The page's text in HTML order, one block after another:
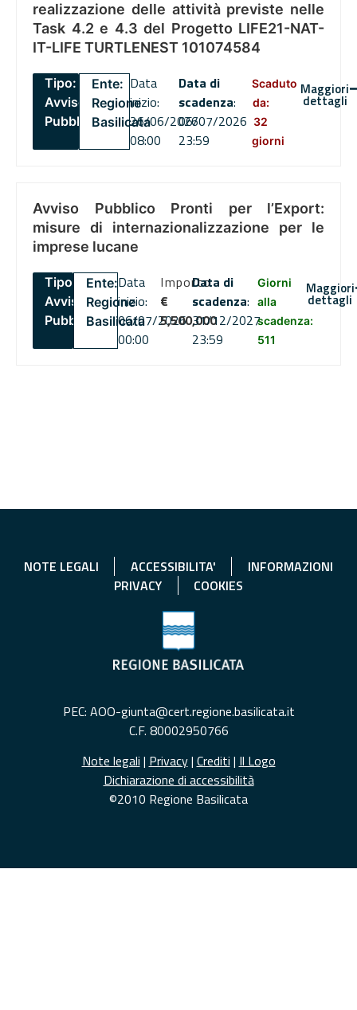
realizzazione delle attività previste nelle
Task 4.2 e 4.3 del Progetto LIFE21-NAT-
IT-LIFE TURTLENEST 101074584
Tipo:
Avviso
Pubblico
Ente:
Regione
Basilicata
Data
inizio:
26/06/2026
08:00
Data di
scadenza:
06/07/2026
23:59
Scaduto
da:
32
giorni
Maggiori
dettagli
Avviso Pubblico Pronti per l’Export:
misure di internazionalizzazione per le
imprese lucane
Tipo:
Avviso
Pubblico
Ente:
Regione
Basilicata
Data
inizio:
06/07/2026
00:00
Importo
€
5,500,000
Data di
scadenza:
31/12/2027
23:59
Giorni
alla
scadenza:
511
Maggiori
dettagli
NOTE LEGALI ACCESSIBILITA'
INFORMAZIONI
PRIVACY
COOKIES
PEC: AOO-giunta@cert.regione.basilicata.it
C.F. 80002950766
Note legali | Privacy| Crediti | Il Logo
Dichiarazione di accessibilità
©2010 Regione Basilicata